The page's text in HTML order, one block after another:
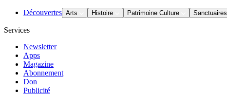
Découvertes Arts Histoire Patrimoine Culture Sanctuaires
Services
Newsletter
Apps
Magazine
Abonnement
Don
Publicité